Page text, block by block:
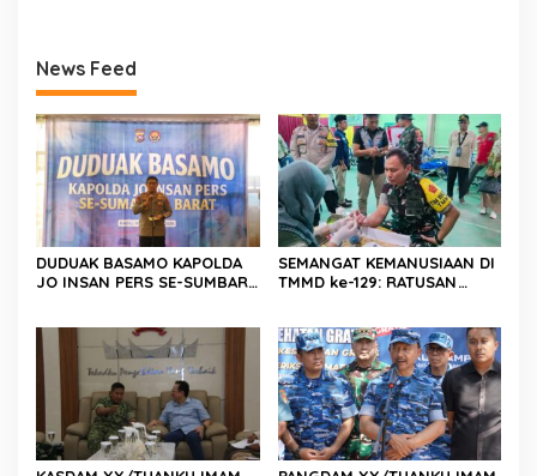
News Feed
DUDUAK BASAMO KAPOLDA
JO INSAN PERS SE-SUMBAR,
Polri dan Media Demi
Kepentingan Masyarakat
SEMANGAT KEMANUSIAAN DI
TMMD ke-129: RATUSAN